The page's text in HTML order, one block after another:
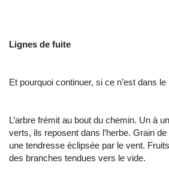
Lignes de fuite
Et pourquoi continuer, si ce n’est dans
L’arbre frémit au bout du chemin. Un à
verts, ils reposent dans l’herbe. Grain
une tendresse éclipsée par le vent.
des branches tendues vers le vide.